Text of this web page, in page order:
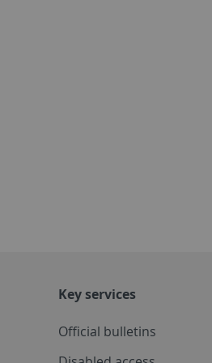
Key services
Official bulletins